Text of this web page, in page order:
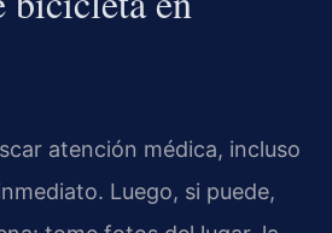
atención médica, incluso
Luego, si puede,